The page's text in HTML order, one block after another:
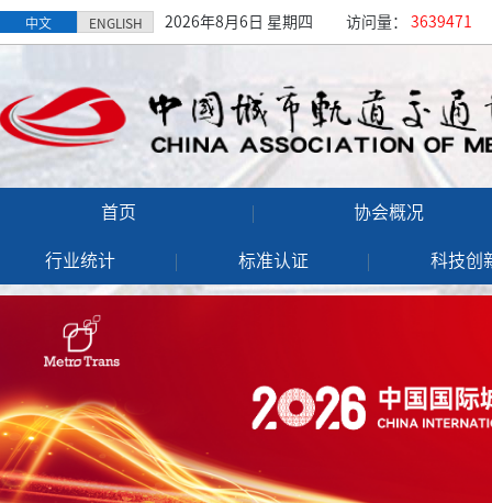
中文 ENGLISH 2026年8月6日 星期四 访问量： 3639471
首页 协会概况
行业统计 标准认证 科技创